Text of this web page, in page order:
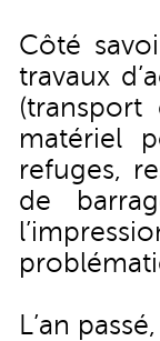
Côté
travaux
matériel
refuges,
de
L’an